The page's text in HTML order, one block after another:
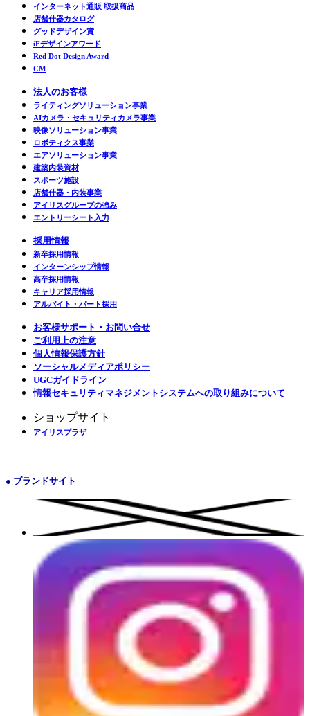
インターネット通販 取扱商品
店舗什器カタログ
グッドデザイン賞
iFデザインアワード
Red Dot Design Award
CM
法人のお客様
ライティングソリューション事業
AIカメラ・セキュリティカメラ事業
映像ソリューション事業
ロボティクス事業
エアソリューション事業
建築内装資材
スポーツ施設
店舗什器・内装事業
アイリスグループの強み
エントリーシート入力
採用情報
新卒採用情報
インターンシップ情報
高卒採用情報
キャリア採用情報
アルバイト・パート採用
お客様サポート・お問い合せ
ご利用上の注意
個人情報保護方針
ソーシャルメディアポリシー
UGCガイドライン
情報セキュリティマネジメントシステムへの取り組みについて
ショップサイト
アイリスプラザ
● ブランドサイト